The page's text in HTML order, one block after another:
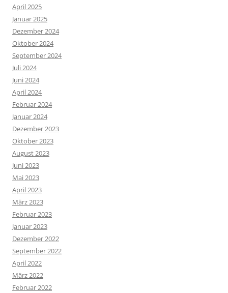
April 2025
Januar 2025
Dezember 2024
Oktober 2024
September 2024
Juli 2024
Juni 2024
April 2024
Februar 2024
Januar 2024
Dezember 2023
Oktober 2023
August 2023
Juni 2023
Mai 2023
April 2023
März 2023
Februar 2023
Januar 2023
Dezember 2022
September 2022
April 2022
März 2022
Februar 2022